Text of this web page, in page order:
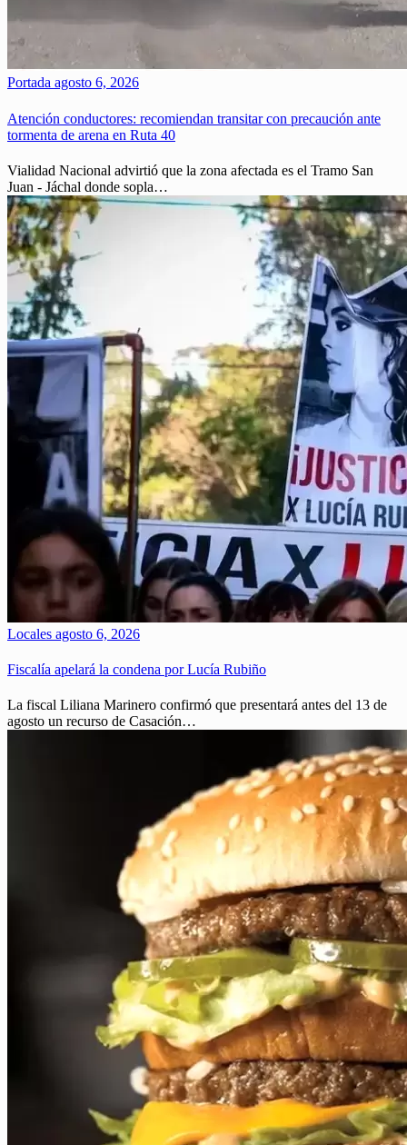
Portada agosto 6, 2026
Atención conductores: recomiendan transitar con precaución ante
tormenta de arena en Ruta 40
Vialidad Nacional advirtió que la zona afectada es el Tramo San
Juan - Jáchal donde sopla…
Locales agosto 6, 2026
Fiscalía apelará la condena por Lucía Rubiño
La fiscal Liliana Marinero confirmó que presentará antes del 13 de
agosto un recurso de Casación…